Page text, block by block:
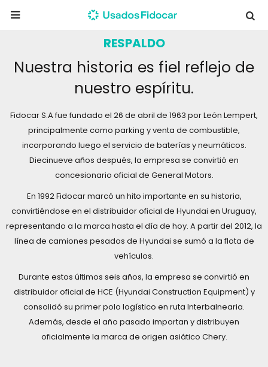

RESPALDO
Nuestra historia es fiel reflejo de
nuestro espíritu.
Fidocar S.A fue fundado el 26 de abril de 1963 por León Lempert,
principalmente como parking y venta de combustible,
incorporando luego el servicio de baterías y neumáticos.
Diecinueve años después, la empresa se convirtió en
concesionario oficial de General Motors.
En 1992 Fidocar marcó un hito importante en su historia,
convirtiéndose en el distribuidor oficial de Hyundai en Uruguay,
representando a la marca hasta el día de hoy. A partir del 2012, la
línea de camiones pesados de Hyundai se sumó a la flota de
vehículos.
Durante estos últimos seis años, la empresa se convirtió en
distribuidor oficial de HCE (Hyundai Construction Equipment) y
consolidó su primer polo logístico en ruta Interbalnearia.
Además, desde el año pasado importan y distribuyen
oficialmente la marca de origen asiático Chery.